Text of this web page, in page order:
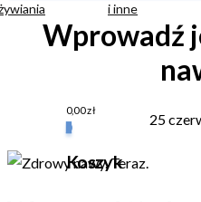
i inne
0,00zł
0
Koszyk
Wprowadź
25